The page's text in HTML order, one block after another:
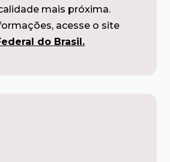
mais próxima.
acesse o site
do Brasil.